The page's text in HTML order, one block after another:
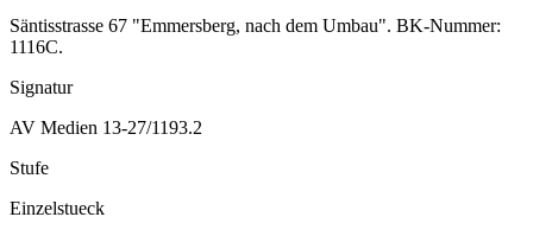
Säntisstrasse 67 "Emmersberg, nach dem Umbau". BK-Nummer:
1116C.
Signatur
AV Medien 13-27/1193.2
Stufe
Einzelstueck